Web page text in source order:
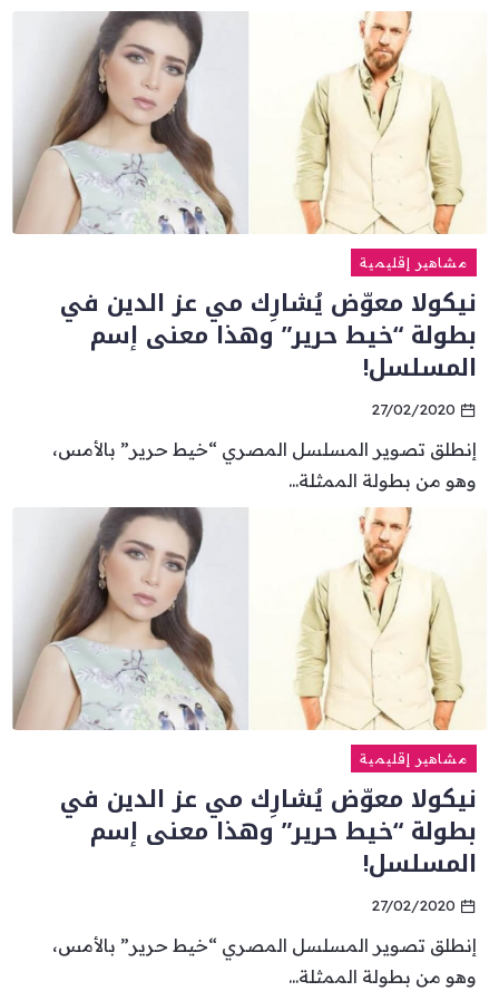
مشاهير إقليمية
نيكولا معوّض يُشارِك مي عز الدين في
بطولة “خيط حرير” وهذا معنى إسم
المسلسل!
27/02/2020
إنطلق تصوير المسلسل المصري “خيط حرير” بالأمس،
وهو من بطولة الممثلة...
مشاهير إقليمية
نيكولا معوّض يُشارِك مي عز الدين في
بطولة “خيط حرير” وهذا معنى إسم
المسلسل!
27/02/2020
إنطلق تصوير المسلسل المصري “خيط حرير” بالأمس،
وهو من بطولة الممثلة...